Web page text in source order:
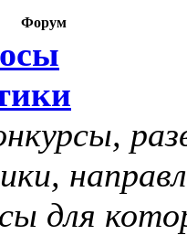
Форум
для